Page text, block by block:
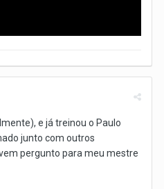
e já treinou o Paulo
junto com outros
pergunto para meu mestre